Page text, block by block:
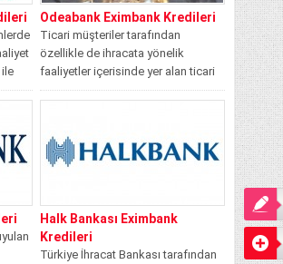
ile
Odeabank Eximbank Kredileri
Ticari müşteriler tarafından
özellikle de ihracata yönelik
faaliyetler içerisinde yer alan ticari
müşteriler tarafından son...
Halk Bankası Eximbank
Kredileri
Türkiye İhracat Bankası tarafından